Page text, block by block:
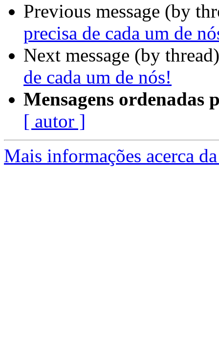
Previous message (by
precisa de cada um de
Next message (by
de cada um de nós!
Mensagens ordenadas
[ autor ]
Mais informações acerca